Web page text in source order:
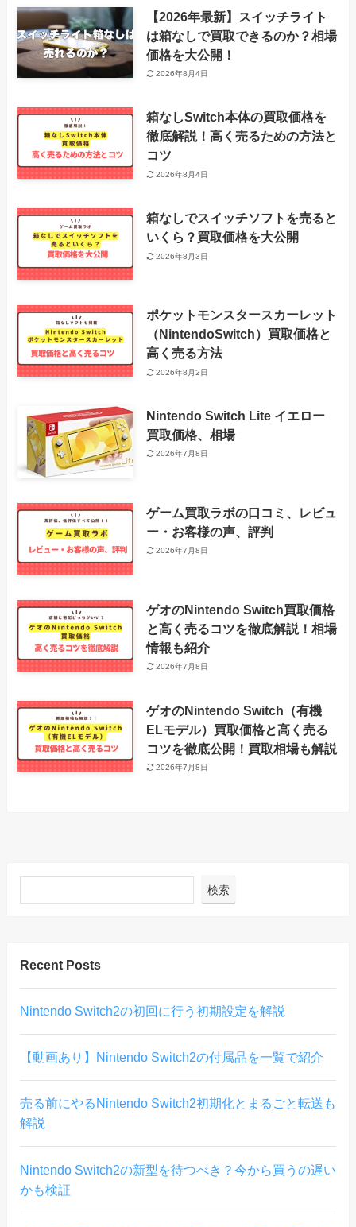
【2026年最新】スイッチライト
は箱なしで買取できるのか？相場
価格を大公開！
2026年8月4日
箱なしSwitch本体の買取価格を
徹底解説！高く売るための方法と
コツ
2026年8月4日
箱なしでスイッチソフトを売ると
いくら？買取価格を大公開
2026年8月3日
ポケットモンスタースカーレット
（NintendoSwitch）買取価格と
高く売る方法
2026年8月2日
Nintendo Switch Lite イエロー
買取価格、相場
2026年7月8日
ゲーム買取ラボの口コミ、レビュ
ー・お客様の声、評判
2026年7月8日
ゲオのNintendo Switch買取価格
と高く売るコツを徹底解説！相場
情報も紹介
2026年7月8日
ゲオのNintendo Switch（有機
ELモデル）買取価格と高く売る
コツを徹底公開！買取相場も解説
2026年7月8日
検索
Recent Posts
Nintendo Switch2の初回に行う初期設定を解説
【動画あり】Nintendo Switch2の付属品を一覧で紹介
売る前にやるNintendo Switch2初期化とまるごと転送も
解説
Nintendo Switch2の新型を待つべき？今から買うの遅い
かも検証